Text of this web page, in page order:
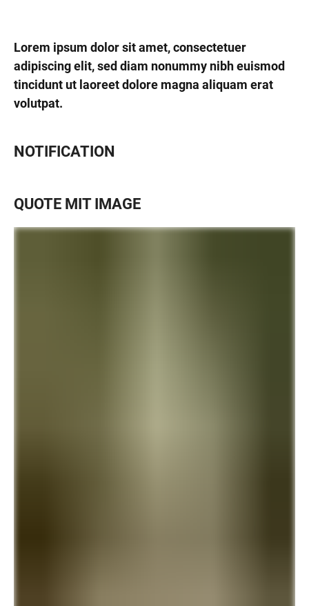
Lorem ipsum dolor sit amet, consectetuer
adipiscing elit, sed diam nonummy nibh euismod
tincidunt ut laoreet dolore magna aliquam erat
volutpat.
NOTIFICATION
QUOTE MIT IMAGE